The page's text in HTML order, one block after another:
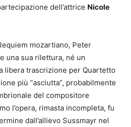
dell’attrice Nicole
mozartiano, Peter
una sua rilettura, né un
libera trascrizione per Quartetto
più “asciutta”, probabilmente
del compositore
l’opera, rimasta incompleta, fu
dall’allievo Sussmayr nel